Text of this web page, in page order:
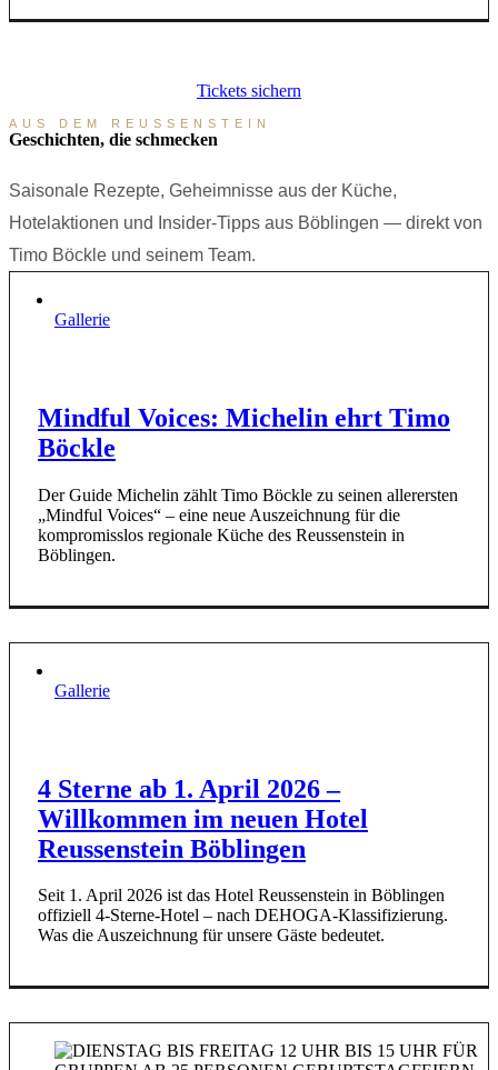
Tickets sichern
AUS DEM REUSSENSTEIN
Geschichten, die schmecken
Saisonale Rezepte, Geheimnisse aus der Küche,
Hotelaktionen und Insider-Tipps aus Böblingen — direkt von
Timo Böckle und seinem Team.
Gallerie
Mindful Voices: Michelin ehrt Timo
Böckle
Der Guide Michelin zählt Timo Böckle zu seinen allerersten
„Mindful Voices“ – eine neue Auszeichnung für die
kompromisslos regionale Küche des Reussenstein in
Böblingen.
Gallerie
4 Sterne ab 1. April 2026 –
Willkommen im neuen Hotel
Reussenstein Böblingen
Seit 1. April 2026 ist das Hotel Reussenstein in Böblingen
offiziell 4-Sterne-Hotel – nach DEHOGA-Klassifizierung.
Was die Auszeichnung für unsere Gäste bedeutet.